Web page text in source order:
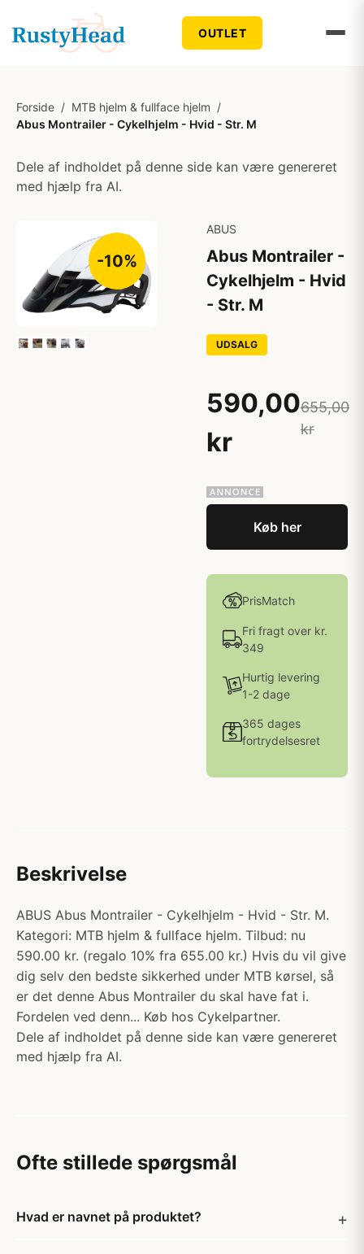
OUTLET
Forside / MTB hjelm & fullface hjelm /
Abus Montrailer - Cykelhjelm - Hvid - Str. M
Dele af indholdet på denne side kan være genereret
med hjælp fra AI.
-10%
ABUS
Abus Montrailer -
Cykelhjelm - Hvid
- Str. M
UDSALG
590,00
kr
655,00
kr
Køb her
PrisMatch
Fri fragt over kr.
349
Hurtig levering
1-2 dage
365 dages
fortrydelsesret
Beskrivelse
ABUS Abus Montrailer - Cykelhjelm - Hvid - Str. M.
Kategori: MTB hjelm & fullface hjelm. Tilbud: nu
590.00 kr. (regalo 10% fra 655.00 kr.) Hvis du vil give
dig selv den bedste sikkerhed under MTB kørsel, så
er det denne Abus Montrailer du skal have fat i.
Fordelen ved denn... Køb hos Cykelpartner.
Dele af indholdet på denne side kan være genereret
med hjælp fra AI.
Ofte stillede spørgsmål
Hvad er navnet på produktet?